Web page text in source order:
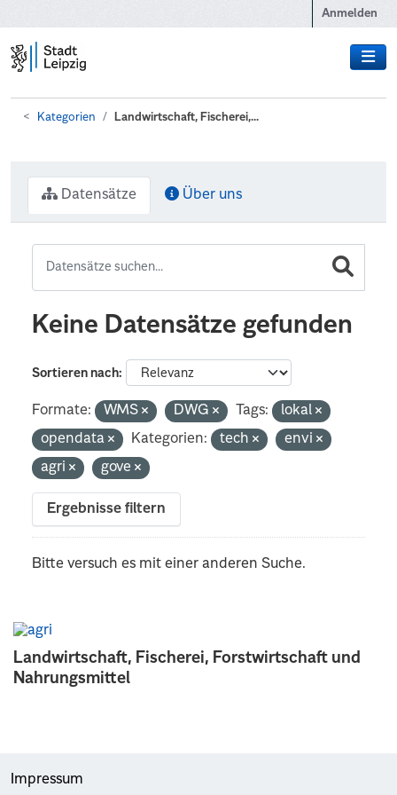
Anmelden
Kategorien Landwirtschaft, Fischerei,...
Landwirtschaft, Fischerei, Forstwirtschaft und
Nahrungsmittel
Datensätze Über uns
Keine Datensätze gefunden
Sortieren nach
Formate: WMS DWG Tags:
lokal
opendata
Kategorien: tech
envi
agri
gove
Ergebnisse filtern
Bitte versuch es mit einer anderen Suche.
Impressum